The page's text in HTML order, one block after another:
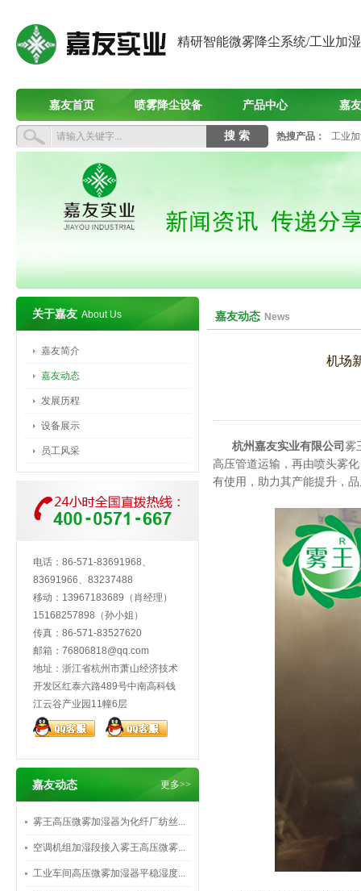
精研智能微雾降尘系统/工业加
嘉友首页 喷雾降尘设备 产品中心 嘉
热搜产品： 工业
关于嘉友 About Us
嘉友简介
嘉友动态
发展历程
设备展示
员工风采
电话：86-571-83691968、
83691966、83237488
移动：13967183689（肖经理）
15168257898（孙小姐）
传真：86-571-83527620
邮箱： 76806818@qq.com
地址：浙江省杭州市萧山经济技术
开发区红泰六路489号中南高科钱
江云谷产业园11幢6层
嘉友动态 更多>>
雾王高压微雾加湿器为化纤厂纺丝...
空调机组加湿段接入雾王高压微雾...
工业车间高压微雾加湿器平稳湿度...
嘉友动态 News
机场
杭州嘉友实业有限公司雾
高压管道运输，再由喷头雾
有使用，助力其产能提升，